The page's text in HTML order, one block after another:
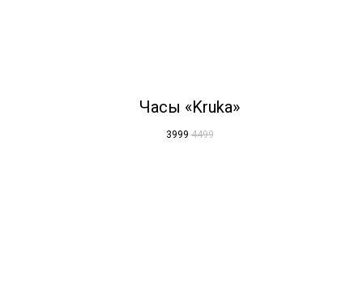
Часы «Kruka»
3999 4499